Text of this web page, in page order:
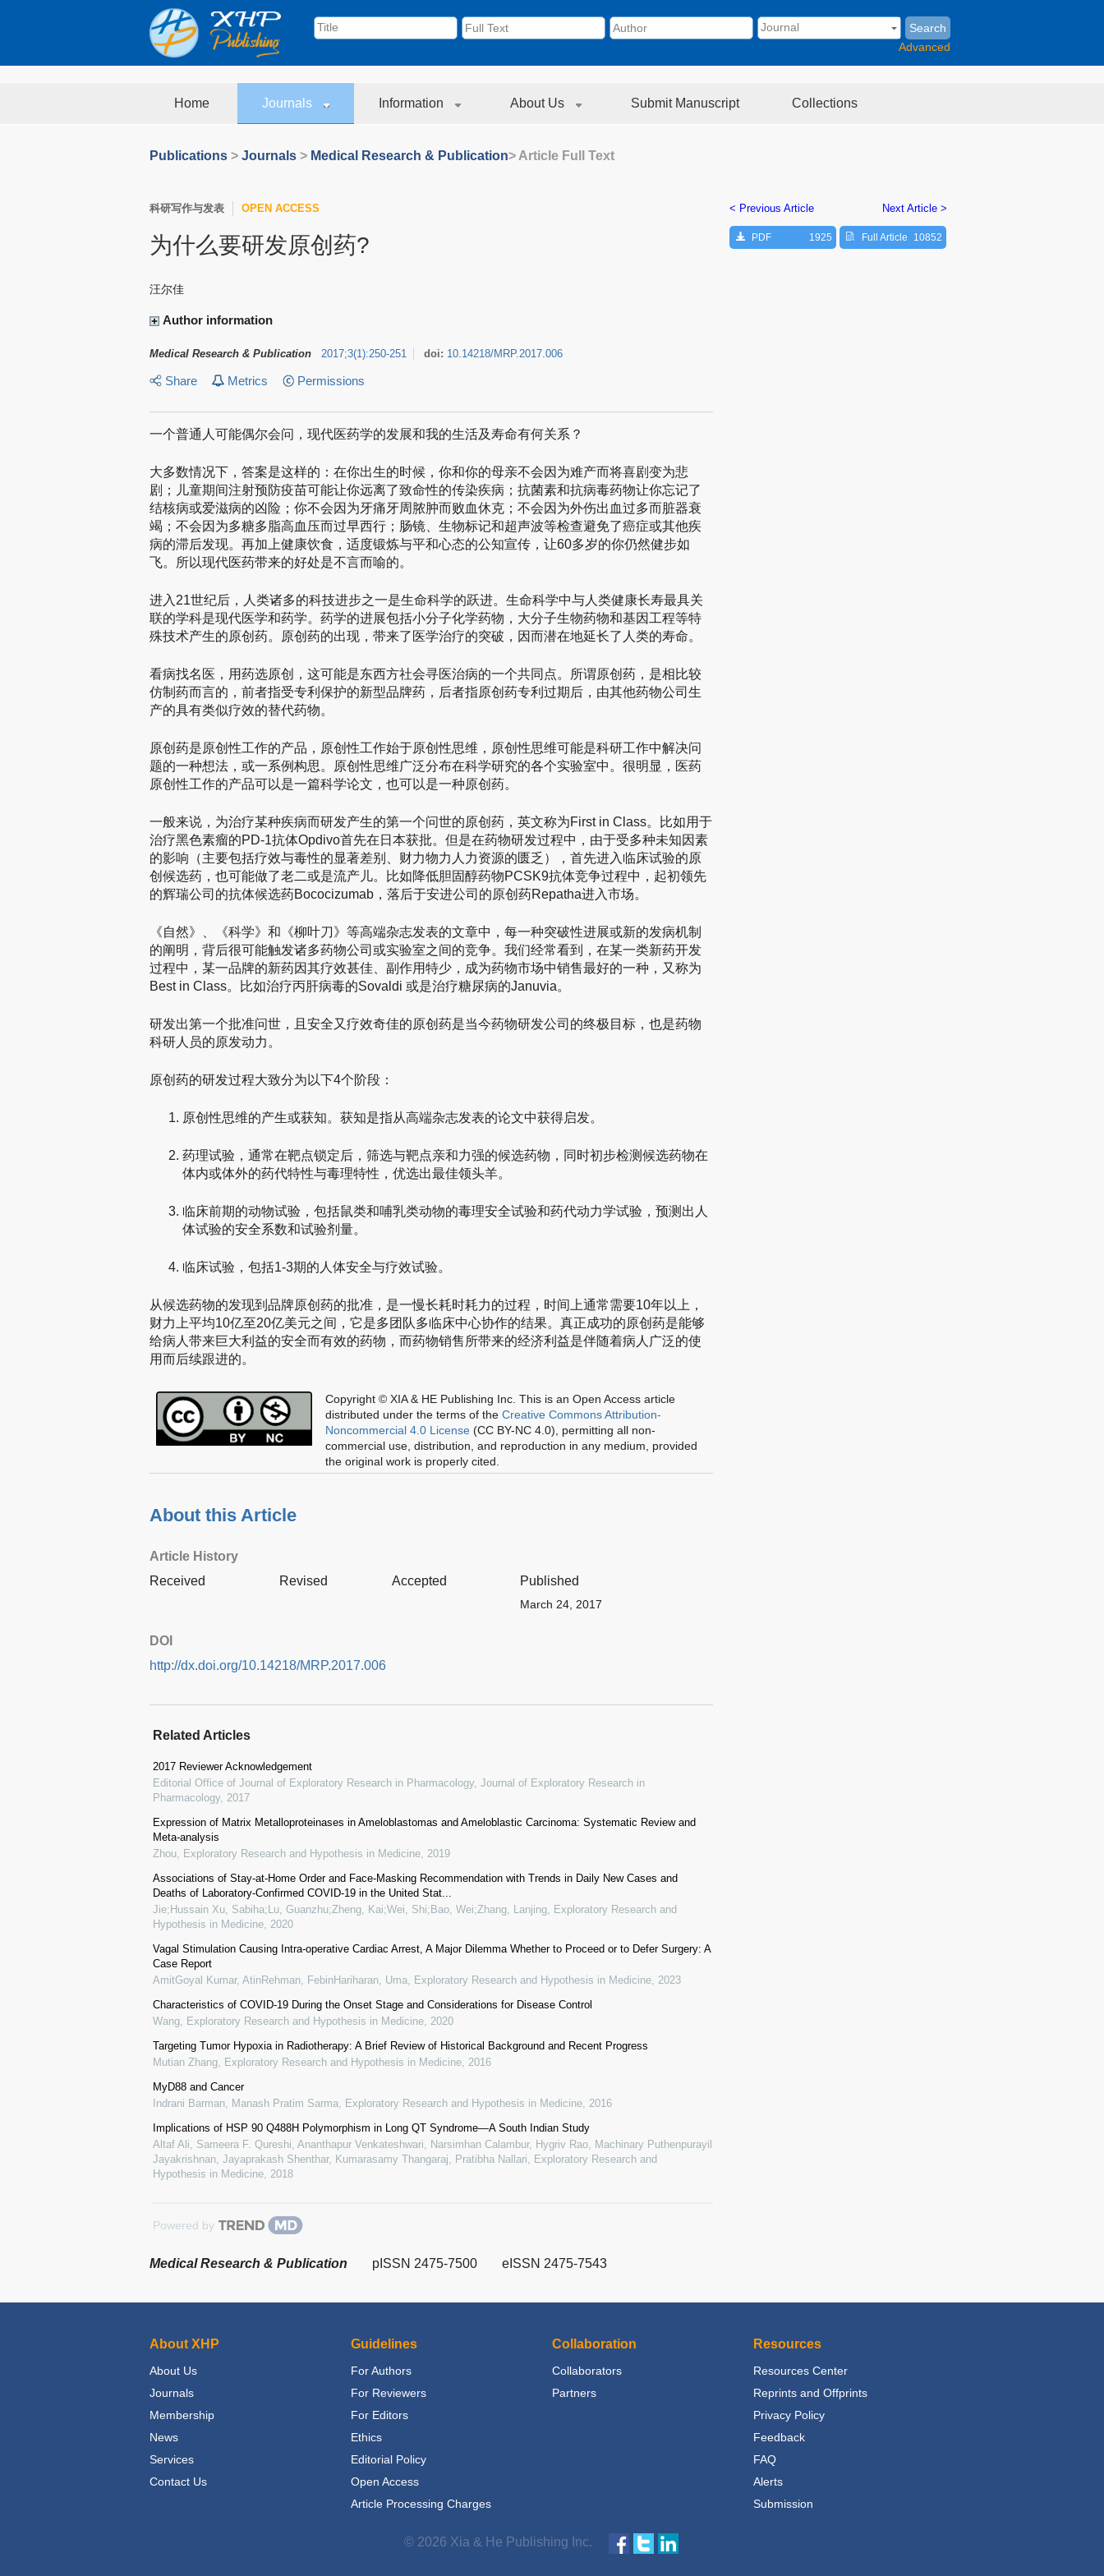
Search
Advanced
Home Journals Information About Us Submit Manuscript Collections
Publications > Journals > Medical Research & Publication> Article Full Text
科研写作与发表 OPEN ACCESS
为什么要研发原创药?
汪尔佳
Author information
Medical Research & Publication 2017;3(1):250-251 doi: 10.14218/MRP.2017.006
Share Metrics Permissions
一个普通人可能偶尔会问，现代医药学的发展和我的生活及寿命有何关系？
大多数情况下，答案是这样的：在你出生的时候，你和你的母亲不会因为难产而将喜剧变为悲
剧；儿童期间注射预防疫苗可能让你远离了致命性的传染疾病；抗菌素和抗病毒药物让你忘记了
结核病或爱滋病的凶险；你不会因为牙痛牙周脓肿而败血休克；不会因为外伤出血过多而脏器衰
竭；不会因为多糖多脂高血压而过早西行；肠镜、生物标记和超声波等检查避免了癌症或其他疾
病的滞后发现。再加上健康饮食，适度锻炼与平和心态的公知宣传，让60多岁的你仍然健步如
飞。所以现代医药带来的好处是不言而喻的。
进入21世纪后，人类诸多的科技进步之一是生命科学的跃进。生命科学中与人类健康长寿最具关
联的学科是现代医学和药学。药学的进展包括小分子化学药物，大分子生物药物和基因工程等特
殊技术产生的原创药。原创药的出现，带来了医学治疗的突破，因而潜在地延长了人类的寿命。
看病找名医，用药选原创，这可能是东西方社会寻医治病的一个共同点。所谓原创药，是相比较
仿制药而言的，前者指受专利保护的新型品牌药，后者指原创药专利过期后，由其他药物公司生
产的具有类似疗效的替代药物。
原创药是原创性工作的产品，原创性工作始于原创性思维，原创性思维可能是科研工作中解决问
题的一种想法，或一系例构思。原创性思维广泛分布在科学研究的各个实验室中。很明显，医药
原创性工作的产品可以是一篇科学论文，也可以是一种原创药。
一般来说，为治疗某种疾病而研发产生的第一个问世的原创药，英文称为First in Class。比如用于
治疗黑色素瘤的PD-1抗体Opdivo首先在日本获批。但是在药物研发过程中，由于受多种未知因素
的影响（主要包括疗效与毒性的显著差别、财力物力人力资源的匮乏），首先进入临床试验的原
创候选药，也可能做了老二或是流产儿。比如降低胆固醇药物PCSK9抗体竞争过程中，起初领先
的辉瑞公司的抗体候选药Bococizumab，落后于安进公司的原创药Repatha进入市场。
《自然》、《科学》和《柳叶刀》等高端杂志发表的文章中，每一种突破性进展或新的发病机制
的阐明，背后很可能触发诸多药物公司或实验室之间的竞争。我们经常看到，在某一类新药开发
过程中，某一品牌的新药因其疗效甚佳、副作用特少，成为药物市场中销售最好的一种，又称为
Best in Class。比如治疗丙肝病毒的Sovaldi 或是治疗糖尿病的Januvia。
研发出第一个批准问世，且安全又疗效奇佳的原创药是当今药物研发公司的终极目标，也是药物
科研人员的原发动力。
原创药的研发过程大致分为以下4个阶段：
原创性思维的产生或获知。获知是指从高端杂志发表的论文中获得启发。
药理试验，通常在靶点锁定后，筛选与靶点亲和力强的候选药物，同时初步检测候选药物在
体内或体外的药代特性与毒理特性，优选出最佳领头羊。
临床前期的动物试验，包括鼠类和哺乳类动物的毒理安全试验和药代动力学试验，预测出人
体试验的安全系数和试验剂量。
临床试验，包括1-3期的人体安全与疗效试验。
从候选药物的发现到品牌原创药的批准，是一慢长耗时耗力的过程，时间上通常需要10年以上，
财力上平均10亿至20亿美元之间，它是多团队多临床中心协作的结果。真正成功的原创药是能够
给病人带来巨大利益的安全而有效的药物，而药物销售所带来的经济利益是伴随着病人广泛的使
用而后续跟进的。
Copyright © XIA & HE Publishing Inc. This is an Open Access article
distributed under the terms of the Creative Commons Attribution-
Noncommercial 4.0 License (CC BY-NC 4.0), permitting all non-
commercial use, distribution, and reproduction in any medium, provided
the original work is properly cited.
About this Article
Article History
Received
Revised Accepted Published
March 24, 2017
DOI
http://dx.doi.org/10.14218/MRP.2017.006
Related Articles
2017 Reviewer Acknowledgement
Editorial Office of Journal of Exploratory Research in Pharmacology, Journal of Exploratory Research in
Pharmacology, 2017
Expression of Matrix Metalloproteinases in Ameloblastomas and Ameloblastic Carcinoma: Systematic Review and
Meta-analysis
Zhou Exploratory Research and Hypothesis in Medicine 2019
Associations of Stay-at-Home Order and Face-Masking Recommendation with Trends in Daily New Cases and
Deaths of Laboratory-Confirmed COVID-19 in the United Stat...
Jie;Hussain Xu, Sabiha;Lu, Guanzhu;Zheng, Kai;Wei, Shi;Bao, Wei;Zhang, Lanjing Exploratory Research and
Hypothesis in Medicine 2020
Vagal Stimulation Causing Intra-operative Cardiac Arrest, A Major Dilemma Whether to Proceed or to Defer Surgery: A
Case Report
AmitGoyal Kumar, AtinRehman, FebinHariharan, Uma
Exploratory Research and Hypothesis in Medicine 2023
Characteristics of COVID-19 During the Onset Stage and Considerations for Disease Control
Wang Exploratory Research and Hypothesis in Medicine 2020
Targeting Tumor Hypoxia in Radiotherapy: A Brief Review of Historical Background and Recent Progress
Mutian Zhang Exploratory Research and Hypothesis in Medicine 2016
MyD88 and Cancer
Indrani Barman, Manash Pratim Sarma
Exploratory Research and Hypothesis in Medicine 2016
Implications of HSP 90 Q488H Polymorphism in Long QT Syndrome—A South Indian Study
Altaf Ali, Sameera F. Qureshi, Ananthapur Venkateshwari, Narsimhan Calambur, Hygriv Rao, Machinary Puthenpurayil
Jayakrishnan, Jayaprakash Shenthar, Kumarasamy Thangaraj, Pratibha Nallari
Exploratory Research and
Hypothesis in Medicine 2018
Powered by
Medical Research & Publication pISSN 2475-7500 eISSN 2475-7543
< Previous Article Next Article >
PDF 1925 Full Article 10852
About XHP
About Us
Journals
Membership
News
Services
Contact Us
Guidelines
For Authors
For Reviewers
For Editors
Ethics
Editorial Policy
Open Access
Article Processing Charges
Collaboration
Collaborators
Partners
Resources
Resources Center
Reprints and Offprints
Privacy Policy
Feedback
FAQ
Alerts
Submission
© 2026 Xia & He Publishing Inc.